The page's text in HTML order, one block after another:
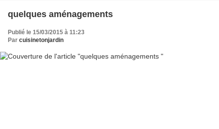
quelques aménagements
Publié le 15/03/2015 à 11:23
Par cuisinetonjardin